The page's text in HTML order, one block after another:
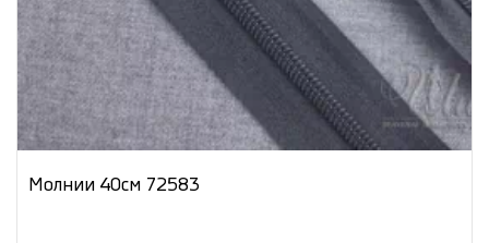
Молнии 40см 72583